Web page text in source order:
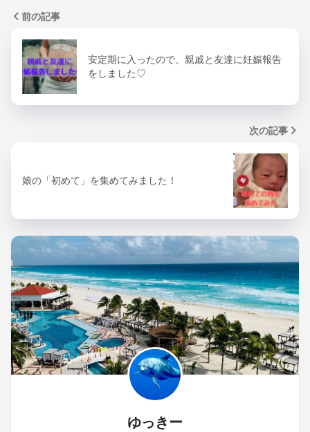
前の記事
安定期に入ったので、親戚と友達に妊娠報告
をしました♡
次の記事
娘の「初めて」を集めてみました！
ゆっきー